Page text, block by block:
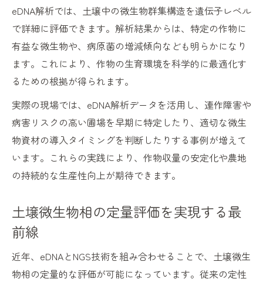
eDNA解析では、土壌中の微生物群集構造を遺伝子レベル
で詳細に評価できます。解析結果からは、特定の作物に
有益な微生物や、病原菌の増減傾向なども明らかになり
ます。これにより、作物の生育環境を科学的に最適化す
るための根拠が得られます。
実際の現場では、eDNA解析データを活用し、連作障害や
病害リスクの高い圃場を早期に特定したり、適切な微生
物資材の導入タイミングを判断したりする事例が増えて
います。これらの実践により、作物収量の安定化や農地
の持続的な生産性向上が期待できます。
土壌微生物相の定量評価を実現する最
前線
近年、eDNAとNGS技術を組み合わせることで、土壌微生
物相の定量的な評価が可能になっています。従来の定性